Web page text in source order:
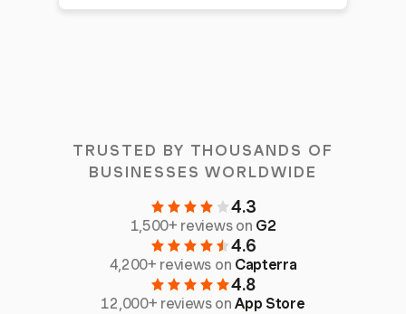
TRUSTED BY THOUSANDS OF
BUSINESSES WORLDWIDE
4.3
1,500+ reviews on G2
4.6
4,200+ reviews on Capterra
4.8
12,000+ reviews onApp Store